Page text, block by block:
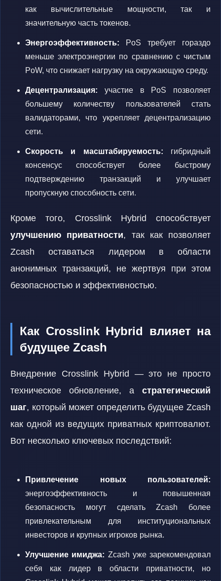
как вычислительные мощности, так и
значительную часть токенов.
Энергоэффективность: PoS требует гораздо
меньше электроэнергии по сравнению с чистым
PoW, что снижает нагрузку на окружающую среду.
Децентрализация: участие в PoS позволяет
большему количеству пользователей стать
валидаторами, что укрепляет децентрализацию
сети.
Скорость и масштабируемость: гибридный
консенсус способствует более быстрому
подтверждению транзакций и улучшает
пропускную способность сети.
Кроме того, Crosslink Hybrid способствует
улучшению приватности, так как позволяет
Zcash оставаться лидером в области
анонимных транзакций, не жертвуя при этом
безопасностью и эффективностью.
Как Crosslink Hybrid влияет на
будущее Zcash
Внедрение Crosslink Hybrid — это не просто
техническое обновление, а стратегический
шаг, который может определить будущее Zcash
как одной из ведущих приватных криптовалют.
Вот несколько ключевых последствий:
Привлечение новых пользователей:
энергоэффективность и повышенная
безопасность могут сделать Zcash более
привлекательным для институциональных
инвесторов и крупных игроков рынка.
Улучшение имиджа: Zcash уже зарекомендовал
себя как лидер в области приватности, но